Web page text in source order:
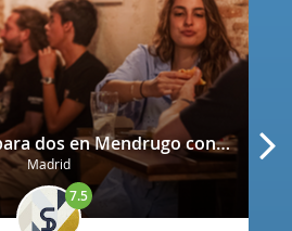
Cena completa para dos en Mendrugo con cerveza artesana incluida
Madrid
7.5